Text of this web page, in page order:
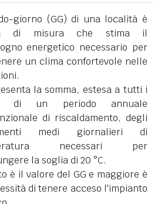
giorno (GG) di una località è
di misura che stima il
energetico necessario per
un clima confortevole nelle
la somma, estesa a tutti i
di un periodo annuale
di riscaldamento, degli
medi giornalieri di
necessari per
la soglia di 20 °C.
è il valore del GG e maggiore è
di tenere acceso l'impianto